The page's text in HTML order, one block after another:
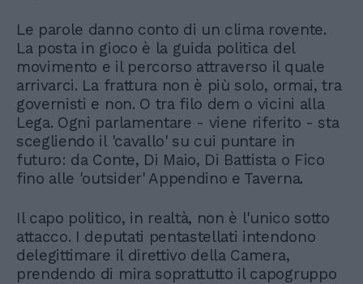
Le parole danno conto di un clima rovente.
La posta in gioco è la guida politica del
movimento e il percorso attraverso il quale
arrivarci. La frattura non è più solo, ormai, tra
governisti e non. O tra filo dem o vicini alla
Lega. Ogni parlamentare - viene riferito - sta
scegliendo il 'cavallo' su cui puntare in
futuro: da Conte, Di Maio, Di Battista o Fico
fino alle 'outsider' Appendino e Taverna.
Il capo politico, in realtà, non è l'unico sotto
attacco. I deputati pentastellati intendono
delegittimare il direttivo della Camera,
prendendo di mira soprattutto il capogruppo